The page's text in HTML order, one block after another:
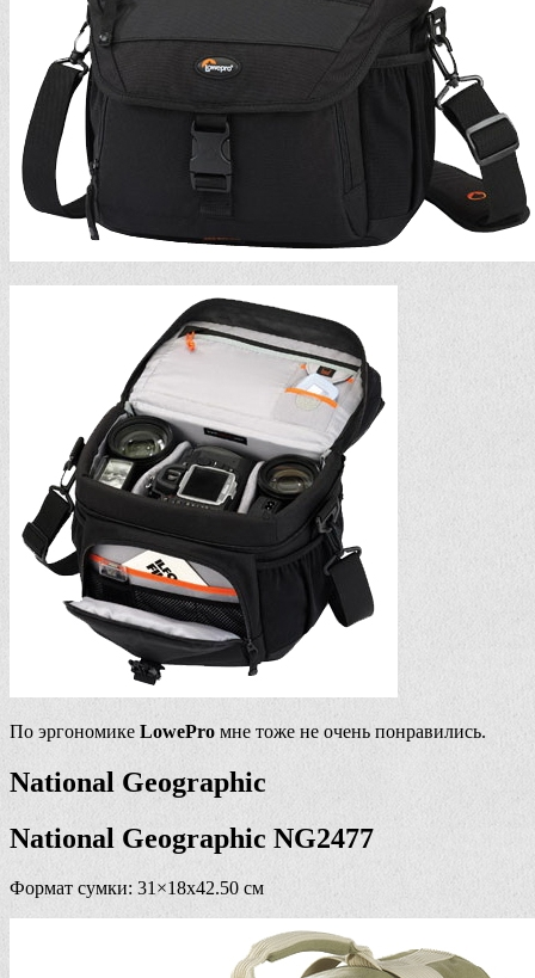
По эргономике LowePro мне тоже не очень понравились.
National Geographic
National Geographic NG2477
Формат сумки: 31×18х42.50 см